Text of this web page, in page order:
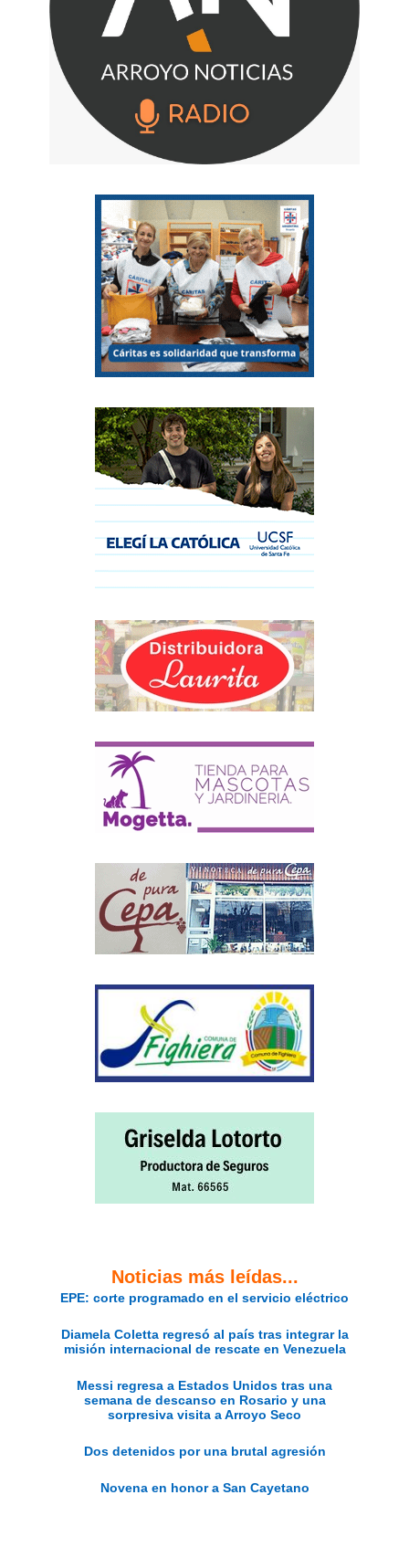
Noticias más leídas...
EPE: corte programado en el servicio eléctrico
Diamela Coletta regresó al país tras integrar la
misión internacional de rescate en Venezuela
Messi regresa a Estados Unidos tras una
semana de descanso en Rosario y una
sorpresiva visita a Arroyo Seco
Dos detenidos por una brutal agresión
Novena en honor a San Cayetano